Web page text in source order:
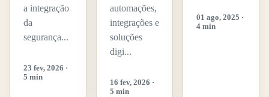
a integração
da
segurança...
23 fev, 2026 ·
5 min
automações,
integrações e
soluções
digi...
16 fev, 2026 ·
5 min
01 ago, 2025 ·
4 min